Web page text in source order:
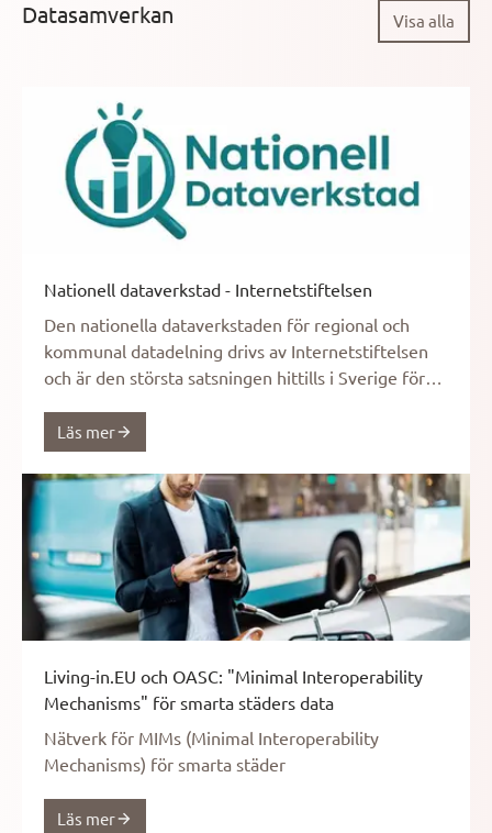
Datasamverkan Visa alla
Nationell dataverkstad - Internetstiftelsen
Den nationella dataverkstaden för regional och
kommunal datadelning drivs av Internetstiftelsen
och är den största satsningen hittills i Sverige för
tillgängliggöra och använda öppna och delade data
från regional och kommunal sektor.
Läs mer
Living-in.EU och OASC: "Minimal Interoperability
Mechanisms" för smarta städers data
Nätverk för MIMs (Minimal Interoperability
Mechanisms) för smarta städer
Läs mer